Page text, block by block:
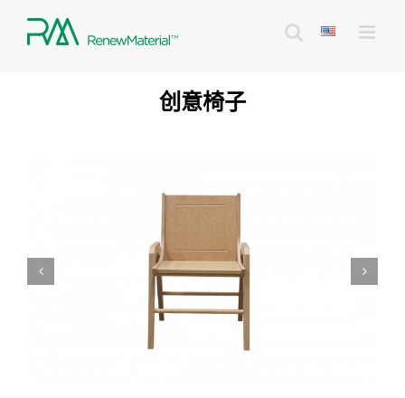
content
创意椅子